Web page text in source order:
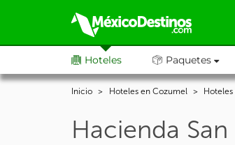
Hoteles Paquetes
Inicio Hoteles en Cozumel
Hacienda